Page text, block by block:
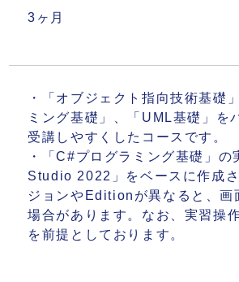
3ヶ月
・「オブジェクト指向技術基礎
ミング基礎」、「UML基礎」を
受講しやすくしたコースです。
・「C#プログラミング基礎」の
Studio 2022」をベースに作成
ジョンやEditionが異なると、画
場合があります。なお、実習操
を前提としております。